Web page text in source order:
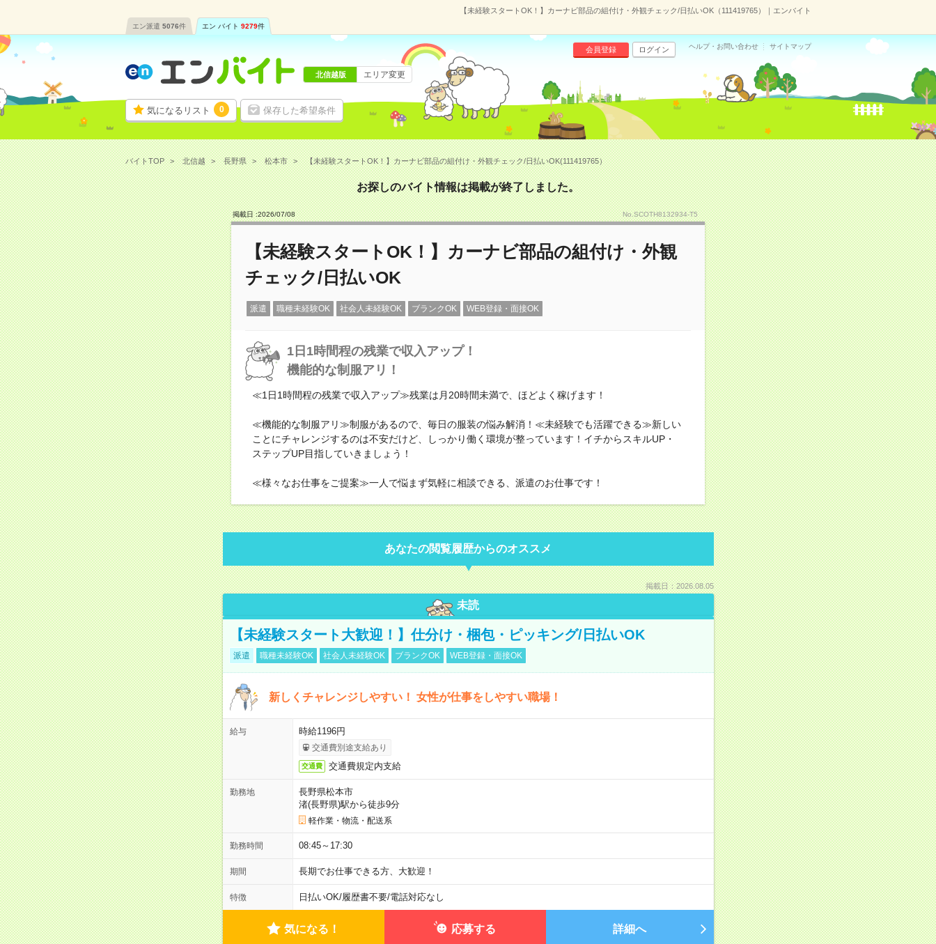
【未経験スタートOK！】カーナビ部品の組付け・外観チェック/日払いOK（111419765）｜エンバイト
エン派遣 5076件 エン バイト 9279件
気になるリスト 0 保存した希望条件
会員登録 ログイン ヘルプ・お問い合わせ サイトマップ
北信越版 エリア変更
バイトTOP 北信越 長野県 松本市 【未経験スタートOK！】カーナビ部品の組付け・外観チェック/日払いOK(111419765）
お探しのバイト情報は掲載が終了しました。
掲載日 :2026/07/08 No.SCOTH8132934-T5
【未経験スタートOK！】カーナビ部品の組付け・外観
チェック/日払いOK
派遣 職種未経験OK 社会人未経験OK ブランクOK WEB登録・面接OK
1日1時間程の残業で収入アップ！
機能的な制服アリ！
≪1日1時間程の残業で収入アップ≫残業は月20時間未満で、ほどよく稼げます！
≪機能的な制服アリ≫制服があるので、毎日の服装の悩み解消！≪未経験でも活躍できる≫新しい
ことにチャレンジするのは不安だけど、しっかり働く環境が整っています！イチからスキルUP・
ステップUP目指していきましょう！
≪様々なお仕事をご提案≫一人で悩まず気軽に相談できる、派遣のお仕事です！
あなたの閲覧履歴からのオススメ
掲載日：2026.08.05
未読
【未経験スタート大歓迎！】仕分け・梱包・ピッキング/日払いOK
派遣 職種未経験OK 社会人未経験OK ブランクOK WEB登録・面接OK
新しくチャレンジしやすい！ 女性が仕事をしやすい職場！
給与 時給1196円
交通費別途支給あり
交通費 交通費規定内支給
勤務地
長野県松本市
渚(長野県)駅から徒歩9分
軽作業・物流・配送系
勤務時間 08:45～17:30
期間 長期でお仕事できる方、大歓迎！
特徴 日払いOK/履歴書不要/電話対応なし
気になる！ 応募する 詳細へ